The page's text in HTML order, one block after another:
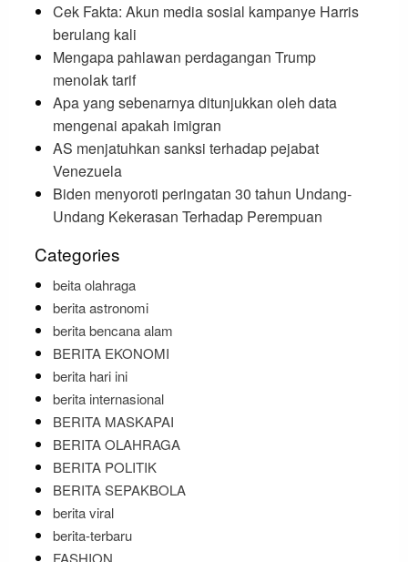
Cek Fakta: Akun media sosial kampanye Harris
berulang kali
Mengapa pahlawan perdagangan Trump
menolak tarif
Apa yang sebenarnya ditunjukkan oleh data
mengenai apakah imigran
AS menjatuhkan sanksi terhadap pejabat
Venezuela
Biden menyoroti peringatan 30 tahun Undang-
Undang Kekerasan Terhadap Perempuan
Categories
beita olahraga
berita astronomi
berita bencana alam
BERITA EKONOMI
berita hari ini
berita internasional
BERITA MASKAPAI
BERITA OLAHRAGA
BERITA POLITIK
BERITA SEPAKBOLA
berita viral
berita-terbaru